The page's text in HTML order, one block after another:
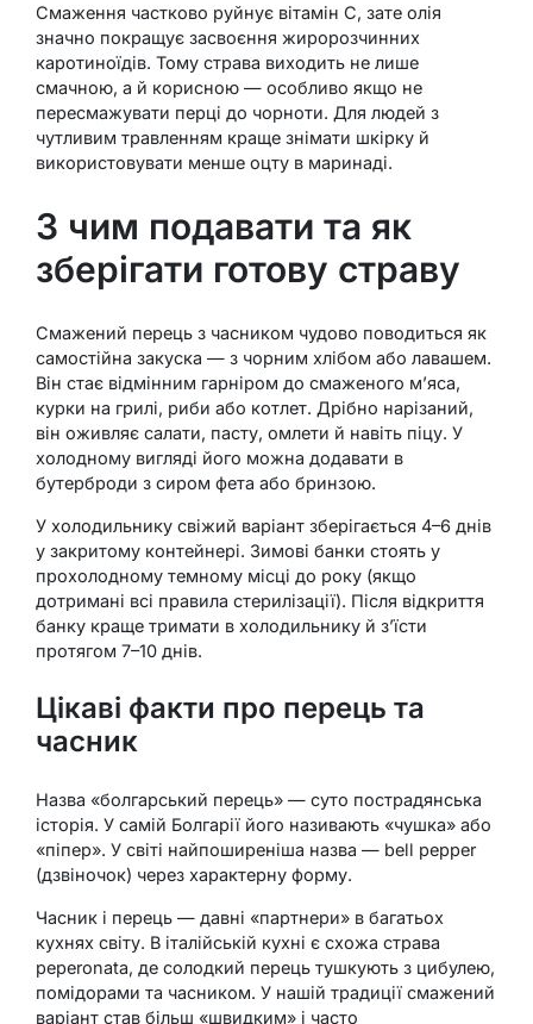
Смаження частково руйнує вітамін C, зате олія
значно покращує засвоєння жиророзчинних
каротиноїдів. Тому страва виходить не лише
смачною, а й корисною — особливо якщо не
пересмажувати перці до чорноти. Для людей з
чутливим травленням краще знімати шкірку й
використовувати менше оцту в маринаді.
З чим подавати та як
зберігати готову страву
Смажений перець з часником чудово поводиться як
самостійна закуска — з чорним хлібом або лавашем.
Він стає відмінним гарніром до смаженого м’яса,
курки на грилі, риби або котлет. Дрібно нарізаний,
він оживляє салати, пасту, омлети й навіть піцу. У
холодному вигляді його можна додавати в
бутерброди з сиром фета або бринзою.
У холодильнику свіжий варіант зберігається 4–6 днів
у закритому контейнері. Зимові банки стоять у
прохолодному темному місці до року (якщо
дотримані всі правила стерилізації). Після відкриття
банку краще тримати в холодильнику й з’їсти
протягом 7–10 днів.
Цікаві факти про перець та
часник
Назва «болгарський перець» — суто пострадянська
історія. У самій Болгарії його називають «чушка» або
«піпер». У світі найпоширеніша назва — bell pepper
(дзвіночок) через характерну форму.
Часник і перець — давні «партнери» в багатьох
кухнях світу. В італійській кухні є схожа страва
peperonata, де солодкий перець тушкують з цибулею,
помідорами та часником. У нашій традиції смажений
варіант став більш «швидким» і часто